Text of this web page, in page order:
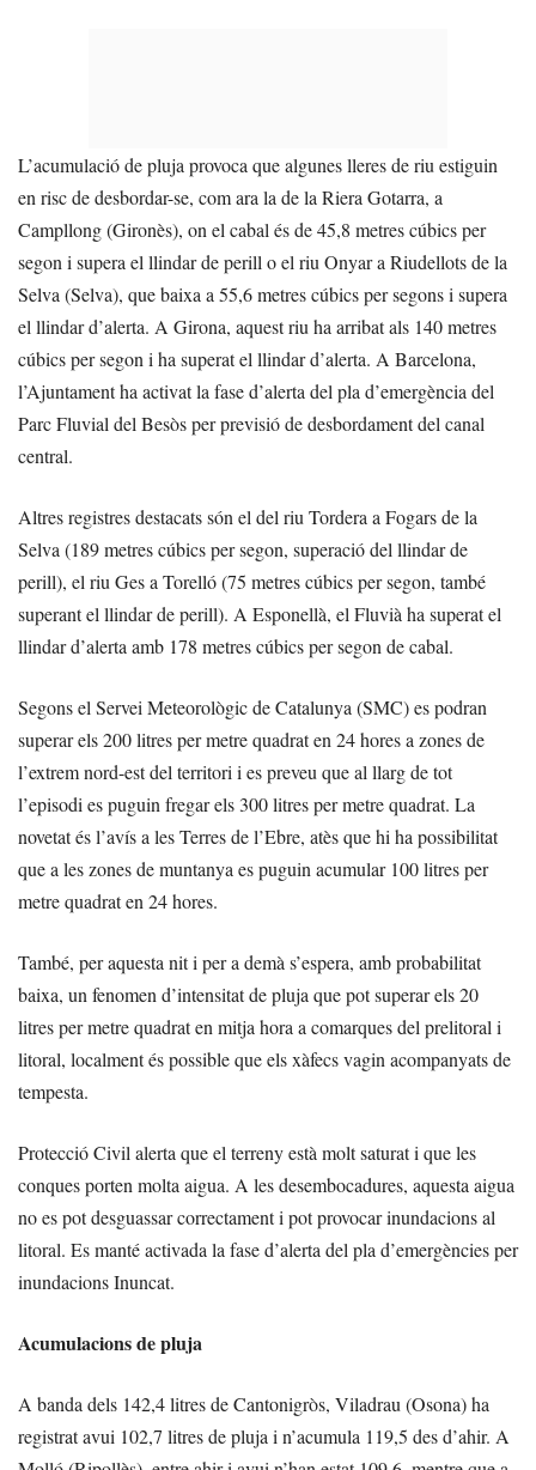
L’acumulació de pluja provoca que algunes lleres de riu estiguin
en risc de desbordar-se, com ara la de la Riera Gotarra, a
Campllong (Gironès), on el cabal és de 45,8 metres cúbics per
segon i supera el llindar de perill o el riu Onyar a Riudellots de la
Selva (Selva), que baixa a 55,6 metres cúbics per segons i supera
el llindar d’alerta. A Girona, aquest riu ha arribat als 140 metres
cúbics per segon i ha superat el llindar d’alerta. A Barcelona,
l’Ajuntament ha activat la fase d’alerta del pla d’emergència del
Parc Fluvial del Besòs per previsió de desbordament del canal
central.
Altres registres destacats són el del riu Tordera a Fogars de la
Selva (189 metres cúbics per segon, superació del llindar de
perill), el riu Ges a Torelló (75 metres cúbics per segon, també
superant el llindar de perill). A Esponellà, el Fluvià ha superat el
llindar d’alerta amb 178 metres cúbics per segon de cabal.
Segons el Servei Meteorològic de Catalunya (SMC) es podran
superar els 200 litres per metre quadrat en 24 hores a zones de
l’extrem nord-est del territori i es preveu que al llarg de tot
l’episodi es puguin fregar els 300 litres per metre quadrat. La
novetat és l’avís a les Terres de l’Ebre, atès que hi ha possibilitat
que a les zones de muntanya es puguin acumular 100 litres per
metre quadrat en 24 hores.
També, per aquesta nit i per a demà s’espera, amb probabilitat
baixa, un fenomen d’intensitat de pluja que pot superar els 20
litres per metre quadrat en mitja hora a comarques del prelitoral i
litoral, localment és possible que els xàfecs vagin acompanyats de
tempesta.
Protecció Civil alerta que el terreny està molt saturat i que les
conques porten molta aigua. A les desembocadures, aquesta aigua
no es pot desguassar correctament i pot provocar inundacions al
litoral. Es manté activada la fase d’alerta del pla d’emergències per
inundacions Inuncat.
Acumulacions de pluja
A banda dels 142,4 litres de Cantonigròs, Viladrau (Osona) ha
registrat avui 102,7 litres de pluja i n’acumula 119,5 des d’ahir. A